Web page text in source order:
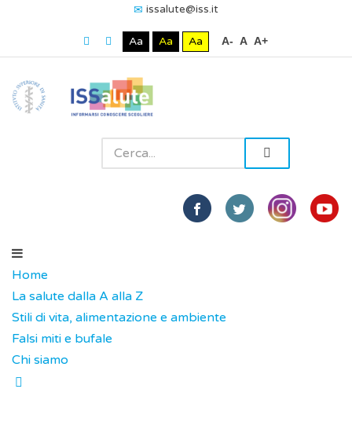
issalute@iss.it
Aa Aa Aa A- A A+
Home
La salute dalla A alla Z
Stili di vita, alimentazione e ambiente
Falsi miti e bufale
Chi siamo